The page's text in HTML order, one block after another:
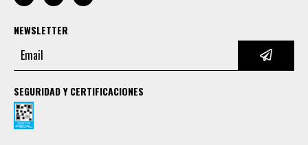
NEWSLETTER
SEGURIDAD Y CERTIFICACIONES